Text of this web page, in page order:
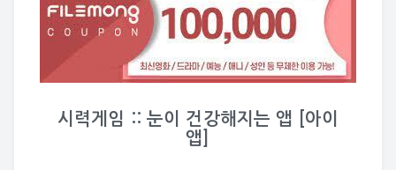
시력게임 :: 눈이 건강해지는 앱 [아이
앱]